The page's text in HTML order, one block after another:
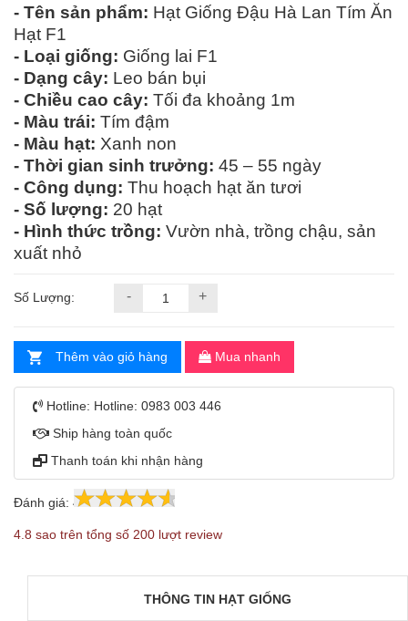
- Tên sản phẩm: Hạt Giống Đậu Hà Lan Tím Ăn
Hạt F1
- Loại giống: Giống lai F1
- Dạng cây: Leo bán bụi
- Chiều cao cây: Tối đa khoảng 1m
- Màu trái: Tím đậm
- Màu hạt: Xanh non
- Thời gian sinh trưởng: 45 – 55 ngày
- Công dụng: Thu hoạch hạt ăn tươi
- Số lượng: 20 hạt
- Hình thức trồng: Vườn nhà, trồng chậu, sản
xuất nhỏ
Số Lượng: - +
Thêm vào giỏ hàng Mua nhanh
Hotline: Hotline: 0983 003 446
Ship hàng toàn quốc
Thanh toán khi nhận hàng
Đánh giá: 4.8 200
4.8 sao trên tổng số 200 lượt review
THÔNG TIN HẠT GIỐNG